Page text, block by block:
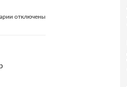
отключены